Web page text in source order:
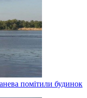
помітили будинок